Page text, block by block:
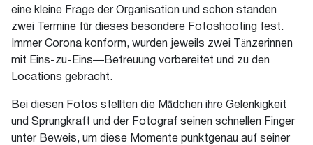
eine kleine Frage der Organisation und schon standen
zwei Termine für dieses besondere Fotoshooting fest.
Immer Corona konform, wurden jeweils zwei Tänzerinnen
mit Eins-zu-Eins— Betreuung vorbereitet und zu den
Locations gebracht.
Bei diesen Fotos stellten die Mädchen ihre Gelenkigkeit
und Sprungkraft und der Fotograf seinen schnellen Finger
unter Beweis, um diese Momente punktgenau auf seiner